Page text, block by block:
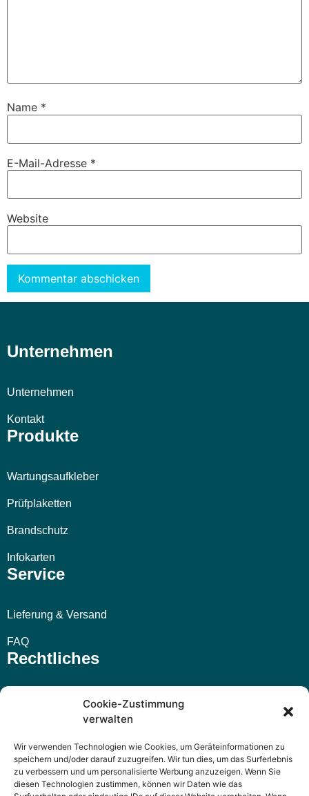
Cookie-Zustimmung
verwalten
Wir verwenden Technologien wie Cookies, um Geräteinformationen zu
speichern und/oder darauf zuzugreifen. Wir tun dies, um das Surferlebnis
zu verbessern und um personalisierte Werbung anzuzeigen. Wenn Sie
diesen Technologien zustimmen, können wir Daten wie das
Name *
E-Mail-Adresse *
Website
Unternehmen
Unternehmen
Kontakt
Produkte
Wartungsaufkleber
Prüfplaketten
Brandschutz
Infokarten
Service
Lieferung & Versand
FAQ
Rechtliches
Widerrufsbelehrung
Datenschutzerklärung